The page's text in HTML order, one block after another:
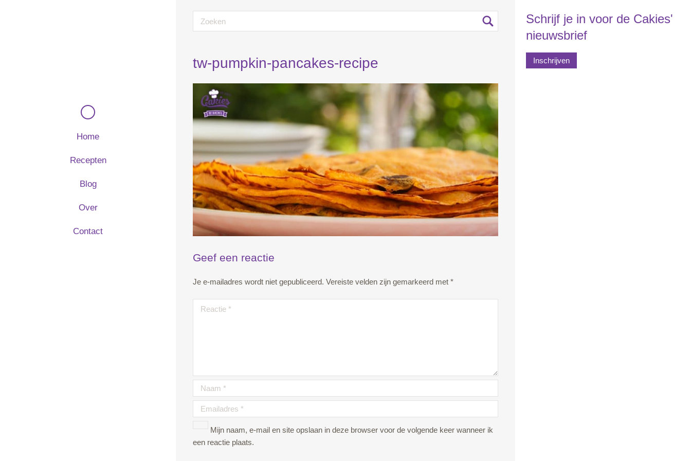
Home
Recepten
Blog
Over
Contact
tw-pumpkin-pancakes-recipe
Geef een reactie
Je e-mailadres wordt niet gepubliceerd. Vereiste velden zijn gemarkeerd met *
Mijn naam, e-mail en site opslaan in deze browser voor de volgende keer wanneer ik
een reactie plaats.
Schrijf je in voor de Cakies'
nieuwsbrief
Inschrijven